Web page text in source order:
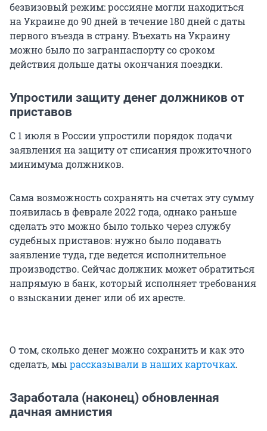
безвизовый режим: россияне могли находиться
на Украине до 90 дней в течение 180 дней с даты
первого въезда в страну. Въехать на Украину
можно было по загранпаспорту со сроком
действия дольше даты окончания поездки.
Упростили защиту денег должников от
приставов
С 1 июля в России упростили порядок подачи
заявления на защиту от списания прожиточного
минимума должников.
Сама возможность сохранять на счетах эту сумму
появилась в феврале 2022 года, однако раньше
сделать это можно было только через службу
судебных приставов: нужно было подавать
заявление туда, где ведется исполнительное
производство. Сейчас должник может обратиться
напрямую в банк, который исполняет требования
о взыскании денег или об их аресте.
О том, сколько денег можно сохранить и как это
сделать, мы рассказывали в наших карточках.
Заработала (наконец) обновленная
дачная амнистия